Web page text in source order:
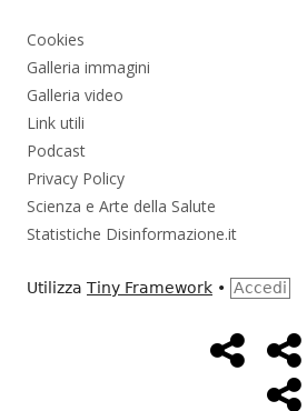
Cookies
Galleria immagini
Galleria video
Link utili
Podcast
Privacy Policy
Scienza e Arte della Salute
Statistiche Disinformazione.it
Utilizza Tiny Framework • Accedi
MenùHome
Page